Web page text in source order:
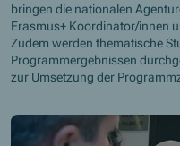
bringen die nationalen
Erasmus+ Koordinator/innen
Zudem werden thematische
Programmergebnissen
zur Umsetzung der